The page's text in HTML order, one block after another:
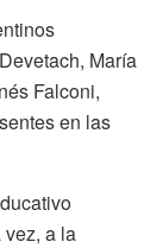
María
Falconi,
en las
a la